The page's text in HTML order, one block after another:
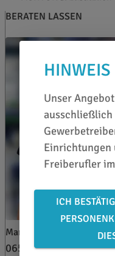
BERATEN LASSEN
Marina Brand
0651 46 27 79 80
HINWEIS
Unser
ausschließlich
Einrichtungen
Freiberufler
ICH